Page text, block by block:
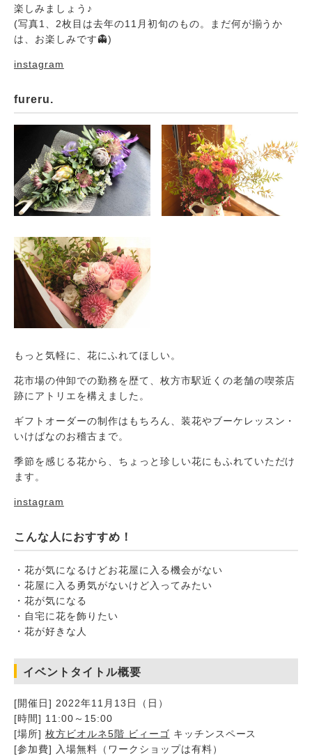
楽しみましょう♪
(写真1、2枚目は去年の11月初旬のもの。まだ何が揃うか
は、お楽しみです👻)
instagram
fureru.
もっと気軽に、花にふれてほしい。
花市場の仲卸での勤務を歴て、枚方市駅近くの老舗の喫茶店
跡にアトリエを構えました。
ギフトオーダーの制作はもちろん、装花やブーケレッスン・
いけばなのお稽古まで。
季節を感じる花から、ちょっと珍しい花にもふれていただけ
ます。
instagram
こんな人におすすめ！
・花が気になるけどお花屋に入る機会がない
・花屋に入る勇気がないけど入ってみたい
・花が気になる
・自宅に花を飾りたい
・花が好きな人
イベントタイトル概要
[開催日] 2022年11月13日（日）
[時間] 11:00～15:00
[場所] 枚方ビオルネ5階 ビィーゴ キッチンスペース
[参加費] 入場無料（ワークショップは有料）